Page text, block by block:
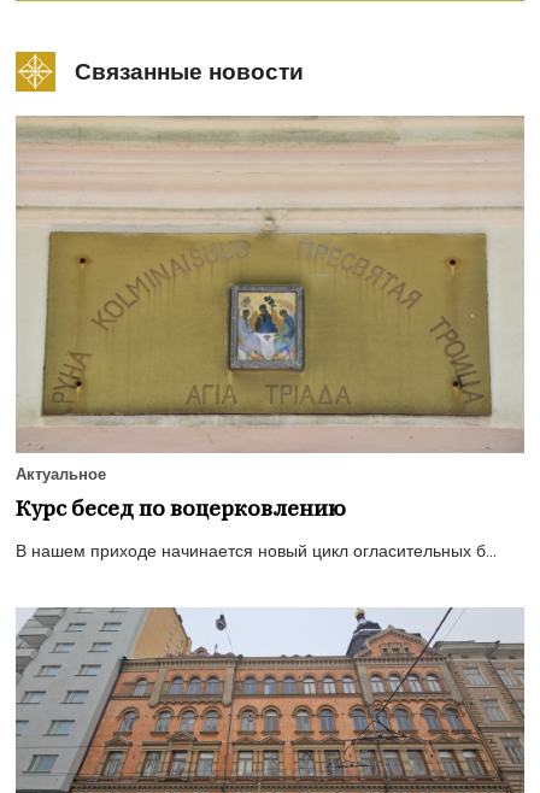
Связанные новости
Актуальное
Курс бесед по воцерковлению
В нашем приходе начинается новый цикл огласительных б...